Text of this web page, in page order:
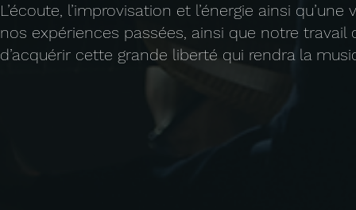
L’écoute, l’improvisation et l’énergie ainsi
nos expériences passées, ainsi que notre
d’acquérir cette grande liberté qui rendra la